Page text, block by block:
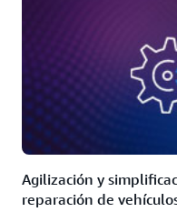
Agilización y
reparación de